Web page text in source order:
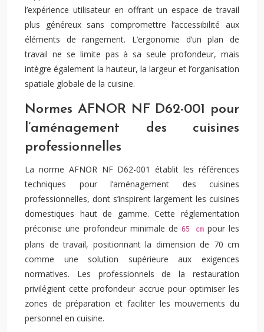
l’expérience utilisateur en offrant un espace de travail
plus généreux sans compromettre l’accessibilité aux
éléments de rangement. L’ergonomie d’un plan de
travail ne se limite pas à sa seule profondeur, mais
intègre également la hauteur, la largeur et l’organisation
spatiale globale de la cuisine.
Normes AFNOR NF D62-001 pour
l’aménagement des cuisines
professionnelles
La norme AFNOR NF D62-001 établit les références
techniques pour l’aménagement des cuisines
professionnelles, dont s’inspirent largement les cuisines
domestiques haut de gamme. Cette réglementation
préconise une profondeur minimale de65 cmpour les
plans de travail, positionnant la dimension de 70 cm
comme une solution supérieure aux exigences
normatives. Les professionnels de la restauration
privilégient cette profondeur accrue pour optimiser les
zones de préparation et faciliter les mouvements du
personnel en cuisine.